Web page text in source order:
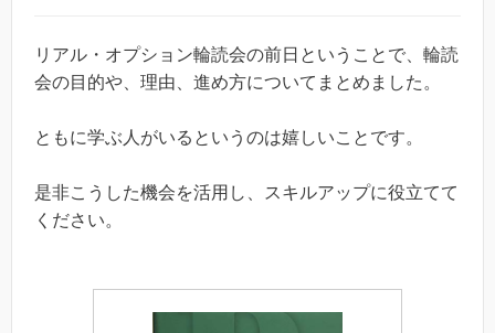
リアル・オプション輪読会の前日ということで、輪読
会の目的や、理由、進め方についてまとめました。
ともに学ぶ人がいるというのは嬉しいことです。
是非こうした機会を活用し、スキルアップに役立てて
ください。